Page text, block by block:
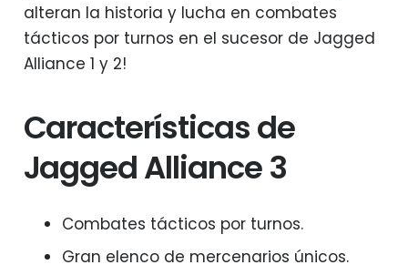
alteran la historia y lucha en combates
tácticos por turnos en el sucesor de Jagged
Alliance 1 y 2!
Características de
Jagged Alliance 3
Combates tácticos por turnos.
Gran elenco de mercenarios únicos.